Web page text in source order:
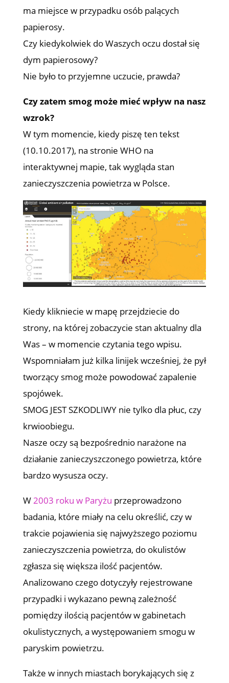
ma miejsce w przypadku osób palących
papierosy.
Czy kiedykolwiek do Waszych oczu dostał się
dym papierosowy?
Nie było to przyjemne uczucie, prawda?
Czy zatem smog może mieć wpływ na nasz
wzrok?
W tym momencie, kiedy piszę ten tekst
(10.10.2017), na stronie WHO na
interaktywnej mapie, tak wygląda stan
zanieczyszczenia powietrza w Polsce.
Kiedy klikniecie w mapę przejdziecie do
strony, na której zobaczycie stan aktualny dla
Was – w momencie czytania tego wpisu.
Wspomniałam już kilka linijek wcześniej, że pył
tworzący smog może powodować zapalenie
spojówek.
SMOG JEST SZKODLIWY nie tylko dla płuc, czy
krwioobiegu.
Nasze oczy są bezpośrednio narażone na
działanie zanieczyszczonego powietrza, które
bardzo wysusza oczy.
W2003 roku w Paryżu przeprowadzono
badania, które miały na celu określić, czy w
trakcie pojawienia się najwyższego poziomu
zanieczyszczenia powietrza, do okulistów
zgłasza się większa ilość pacjentów.
Analizowano czego dotyczyły rejestrowane
przypadki i wykazano pewną zależność
pomiędzy ilością pacjentów w gabinetach
okulistycznych, a występowaniem smogu w
paryskim powietrzu.
Także w innych miastach borykających się z